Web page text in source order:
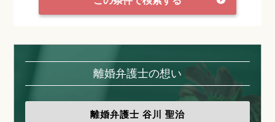
離婚弁護士の想い
離婚弁護士 谷川 聖治